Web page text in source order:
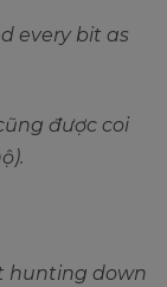
every bit as
được coi
hunting down